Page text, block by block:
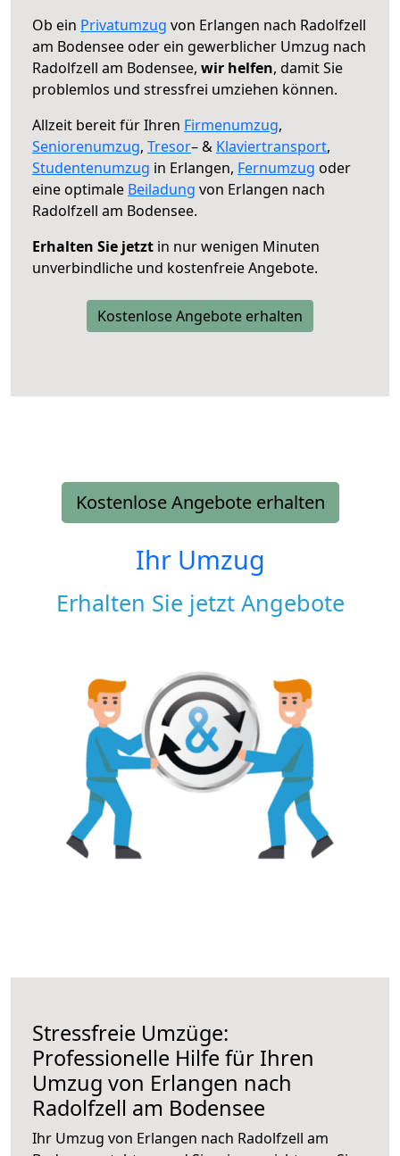
Ob ein Privatumzug von Erlangen nach Radolfzell
am Bodensee oder ein gewerblicher Umzug nach
Radolfzell am Bodensee, wir helfen, damit Sie
problemlos und stressfrei umziehen können.
Allzeit bereit für Ihren Firmenumzug,
Seniorenumzug, Tresor– & Klaviertransport,
Studentenumzug in Erlangen, Fernumzug oder
eine optimale Beiladung von Erlangen nach
Radolfzell am Bodensee.
Erhalten Sie jetzt in nur wenigen Minuten
unverbindliche und kostenfreie Angebote.
Kostenlose Angebote erhalten
Kostenlose Angebote erhalten
Ihr Umzug
Erhalten Sie jetzt Angebote
Stressfreie Umzüge:
Professionelle Hilfe für Ihren
Umzug von Erlangen nach
Radolfzell am Bodensee
Ihr Umzug von Erlangen nach Radolfzell am